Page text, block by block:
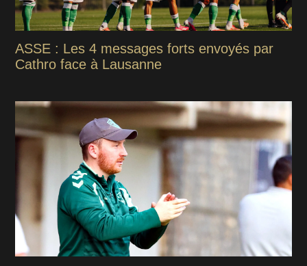
ASSE : Les 4 messages forts envoyés par
Cathro face à Lausanne